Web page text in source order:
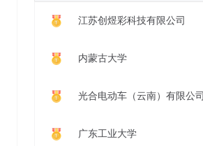
江苏创煜彩科技有限公司
内蒙古大学
光合电动车（云南）有限公司
广东工业大学